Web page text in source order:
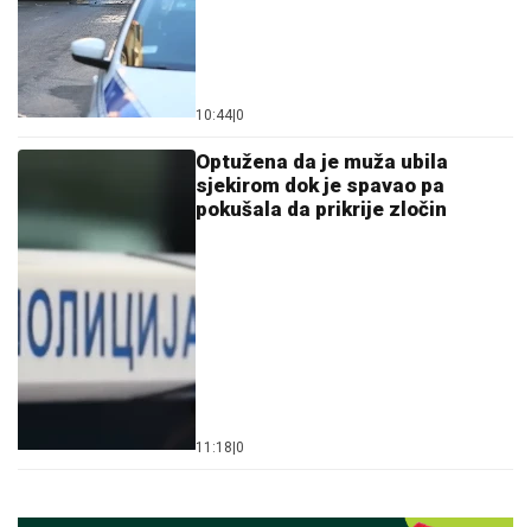
10:44 0
Optužena da je muža ubila
sjekirom dok je spavao pa
pokušala da prikrije zločin
11:18 0